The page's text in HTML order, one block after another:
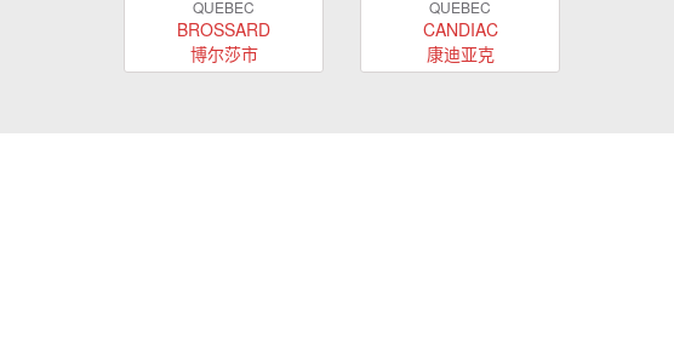
QUEBEC
BROSSARD
博尔莎市
QUEBEC
CANDIAC
康迪亚克